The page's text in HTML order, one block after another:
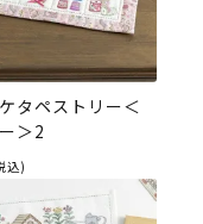
タペストリー＜
＞2
込)